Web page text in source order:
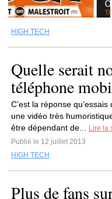
HIGH TECH
Quelle serait
téléphone
C’est la réponse
une vidéo très
être dépendant de...
Lire la
Publié le 12 juillet 2013
HIGH TECH
Plus de fans